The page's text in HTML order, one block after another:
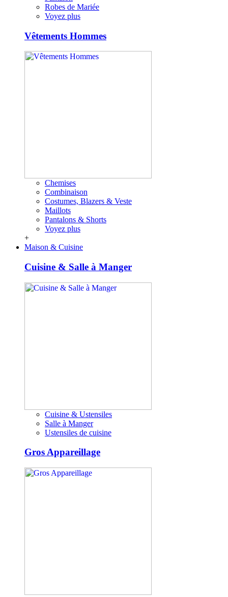
Robes de Mariée
Voyez plus
Vêtements Hommes
Chemises
Combinaison
Costumes, Blazers & Veste
Maillots
Pantalons & Shorts
Voyez plus
+
Maison & Cuisine
Cuisine & Salle à Manger
Cuisine & Ustensiles
Salle à Manger
Ustensiles de cuisine
Gros Appareillage